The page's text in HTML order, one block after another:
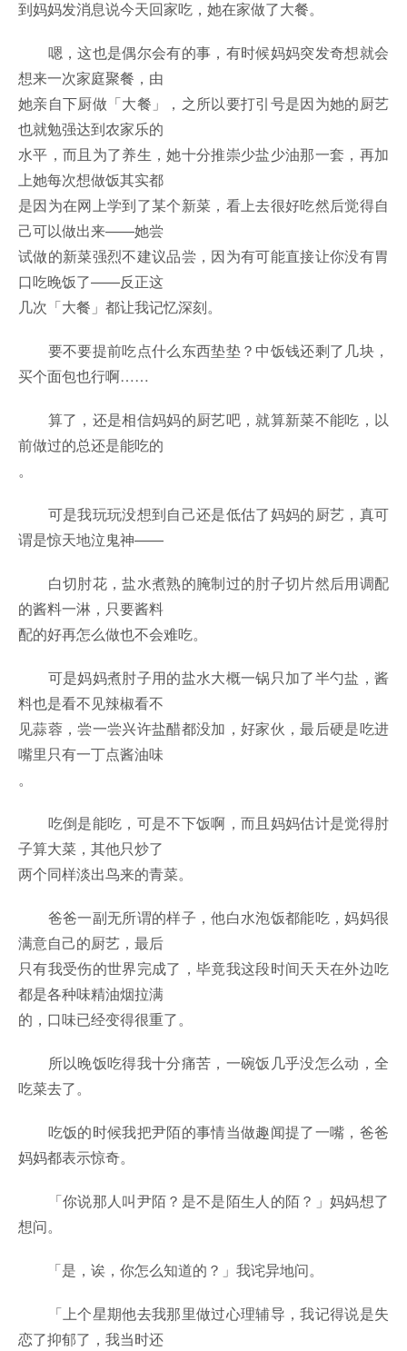
到妈妈发消息说今天回家吃，她在家做了大餐。
嗯，这也是偶尔会有的事，有时候妈妈突发奇想就会
想来一次家庭聚餐，由
她亲自下厨做「大餐」，之所以要打引号是因为她的厨艺
也就勉强达到农家乐的
水平，而且为了养生，她十分推崇少盐少油那一套，再加
上她每次想做饭其实都
是因为在网上学到了某个新菜，看上去很好吃然后觉得自
己可以做出来——她尝
试做的新菜强烈不建议品尝，因为有可能直接让你没有胃
口吃晚饭了——反正这
几次「大餐」都让我记忆深刻。
要不要提前吃点什么东西垫垫？中饭钱还剩了几块，
买个面包也行啊……
算了，还是相信妈妈的厨艺吧，就算新菜不能吃，以
前做过的总还是能吃的
。
可是我玩玩没想到自己还是低估了妈妈的厨艺，真可
谓是惊天地泣鬼神——
白切肘花，盐水煮熟的腌制过的肘子切片然后用调配
的酱料一淋，只要酱料
配的好再怎么做也不会难吃。
可是妈妈煮肘子用的盐水大概一锅只加了半勺盐，酱
料也是看不见辣椒看不
见蒜蓉，尝一尝兴许盐醋都没加，好家伙，最后硬是吃进
嘴里只有一丁点酱油味
。
吃倒是能吃，可是不下饭啊，而且妈妈估计是觉得肘
子算大菜，其他只炒了
两个同样淡出鸟来的青菜。
爸爸一副无所谓的样子，他白水泡饭都能吃，妈妈很
满意自己的厨艺，最后
只有我受伤的世界完成了，毕竟我这段时间天天在外边吃
都是各种味精油烟拉满
的，口味已经变得很重了。
所以晚饭吃得我十分痛苦，一碗饭几乎没怎么动，全
吃菜去了。
吃饭的时候我把尹陌的事情当做趣闻提了一嘴，爸爸
妈妈都表示惊奇。
「你说那人叫尹陌？是不是陌生人的陌？」妈妈想了
想问。
「是，诶，你怎么知道的？」我诧异地问。
「上个星期他去我那里做过心理辅导，我记得说是失
恋了抑郁了，我当时还